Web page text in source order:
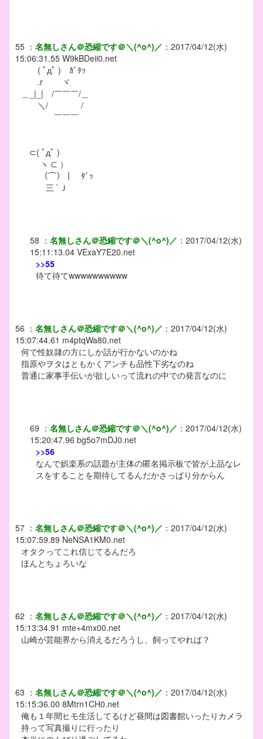
55 ： 名無しさん＠恐縮です＠＼(^o^)／ ： 2017/04/12(水)
15:06:31.55 W9kBDeii0.net
( ﾟдﾟ ) ｶﾞﾀｯ
.r ヾ
＿_|_| /￣￣￣/＿
＼/ /
￣￣￣
⊂( ﾟдﾟ )
ヽ ⊂ ）
（⌒）｜ ﾀﾞｯ
三 `Ｊ
58 ： 名無しさん＠恐縮です＠＼(^o^)／ ： 2017/04/12(水)
15:11:13.04 VExaY7E20.net
>>55
待て待てwwwwwwwwww
56 ： 名無しさん＠恐縮です＠＼(^o^)／ ： 2017/04/12(水)
15:07:44.61 m4ptqWa80.net
何で性奴隷の方にしか話が行かないのかね
指原やヲタはともかくアンチも品性下劣なのね
普通に家事手伝いが欲しいって流れの中での発言なのに
69 ： 名無しさん＠恐縮です＠＼(^o^)／ ： 2017/04/12(水)
15:20:47.96 bg5o7mDJ0.net
>>56
なんで娯楽系の話題が主体の匿名掲示板で皆が上品なレ
スをすることを期待してるんだかさっぱり分からん
57 ： 名無しさん＠恐縮です＠＼(^o^)／ ： 2017/04/12(水)
15:07:59.89 NeNSA1KM0.net
オタクってこれ信じてるんだろ
ほんとちょろいな
62 ： 名無しさん＠恐縮です＠＼(^o^)／ ： 2017/04/12(水)
15:13:34.91 mte+4mx00.net
山崎が芸能界から消えるだろうし、飼ってやれば？
63 ： 名無しさん＠恐縮です＠＼(^o^)／ ： 2017/04/12(水)
15:15:36.00 8Mtrn1CH0.net
俺も１年間ヒモ生活してるけど昼間は図書館いったりカメラ
持って写真撮りに行ったり